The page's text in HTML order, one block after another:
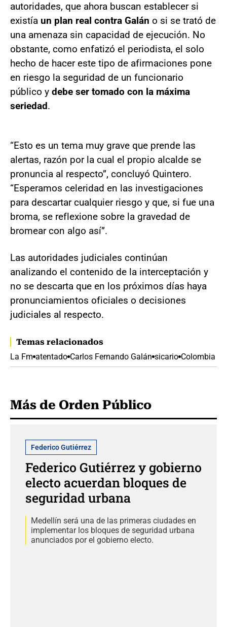
autoridades, que ahora buscan establecer si
existía un plan real contra Galán o si se trató de
una amenaza sin capacidad de ejecución. No
obstante, como enfatizó el periodista, el solo
hecho de hacer este tipo de afirmaciones pone
en riesgo la seguridad de un funcionario
público y debe ser tomado con la máxima
seriedad.
“Esto es un tema muy grave que prende las
alertas, razón por la cual el propio alcalde se
pronuncia al respecto”, concluyó Quintero.
“Esperamos celeridad en las investigaciones
para descartar cualquier riesgo y que, si fue una
broma, se reflexione sobre la gravedad de
bromear con algo así”.
Las autoridades judiciales continúan
analizando el contenido de la interceptación y
no se descarta que en los próximos días haya
pronunciamientos oficiales o decisiones
judiciales al respecto.
Temas relacionados
La Fm atentado Carlos Fernando Galán sicario Colombia
Más de Orden Público
Federico Gutiérrez
Federico Gutiérrez y gobierno
electo acuerdan bloques de
seguridad urbana
Medellín será una de las primeras ciudades en
implementar los bloques de seguridad urbana
anunciados por el gobierno electo.